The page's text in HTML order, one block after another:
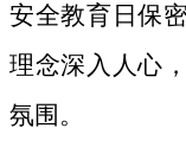
安全教育日保
理念深入人心
氛围。